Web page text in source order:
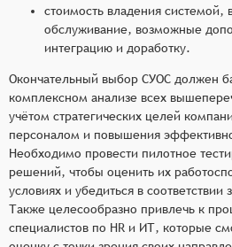
стоимость владения системой,
обслуживание, возможные
интеграцию и доработку.
Окончательный выбор СУОС должен
комплексном анализе всех
учётом стратегических целей
персоналом и повышения
Необходимо провести пилотное
решений, чтобы оценить их
условиях и убедиться в
Также целесообразно привлечь к
специалистов по HR и ИТ, которые